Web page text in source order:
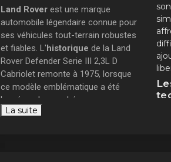
Land Rover est une marque
automobile légendaire connue pour
ses véhicules tout-terrain robustes
et fiables. L'historique de la Land
Rover Defender Serie III 2,3L D
Cabriolet remonte à 1975, lorsque
ce modèle emblématique a été
lancé sur le marché.
L'origine de la Land
La suite